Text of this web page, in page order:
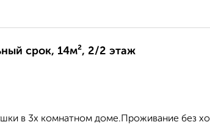
срок, 14м², 2/2 этаж
в 3х комнатном доме.Проживание без